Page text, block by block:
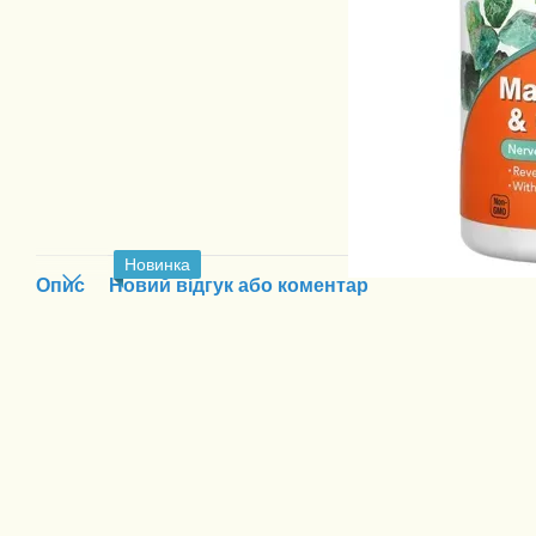
Новинка
Опис Новий відгук або коментар